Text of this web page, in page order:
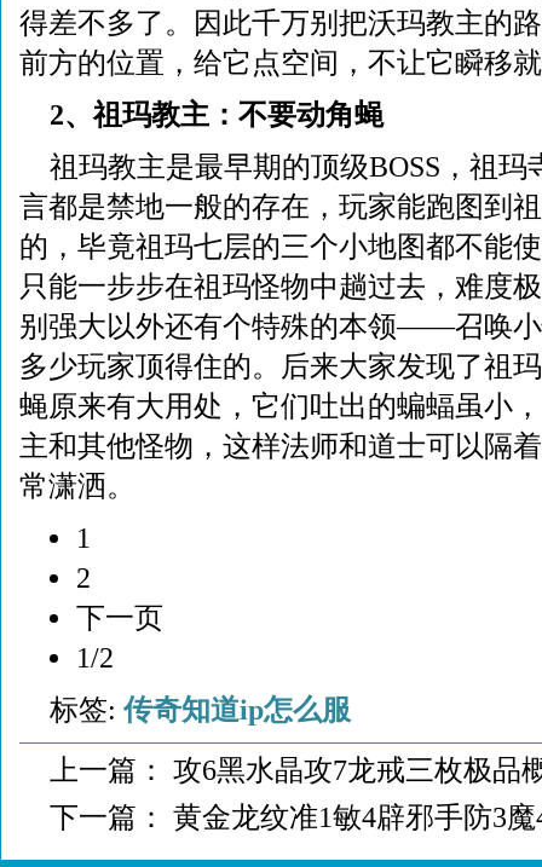
得差不多了。因此千万别把沃玛教主的
前方的位置，给它点空间，不让它瞬移
2、祖玛教主：不要动角蝇
祖玛教主是最早期的顶级BOSS，祖
言都是禁地一般的存在，玩家能跑图到
的，毕竟祖玛七层的三个小地图都不能
只能一步步在祖玛怪物中趟过去，难度
别强大以外还有个特殊的本领——召唤
多少玩家顶得住的。后来大家发现了祖
蝇原来有大用处，它们吐出的蝙蝠虽小
主和其他怪物，这样法师和道士可以隔
常潇洒。
1
2
下一页
1/2
标签:传奇知道ip怎么服
上一篇： 攻6黑水晶攻7龙戒三枚极品
下一篇： 黄金龙纹准1敏4辟邪手防3